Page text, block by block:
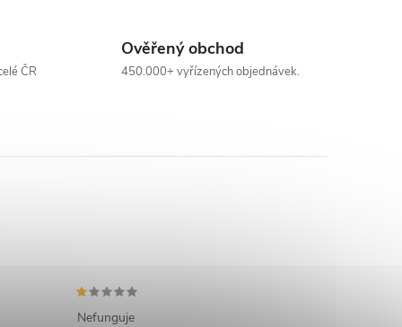
ČR
Ověřený obchod
450.000+ vyřízených objednávek.
Nefunguje